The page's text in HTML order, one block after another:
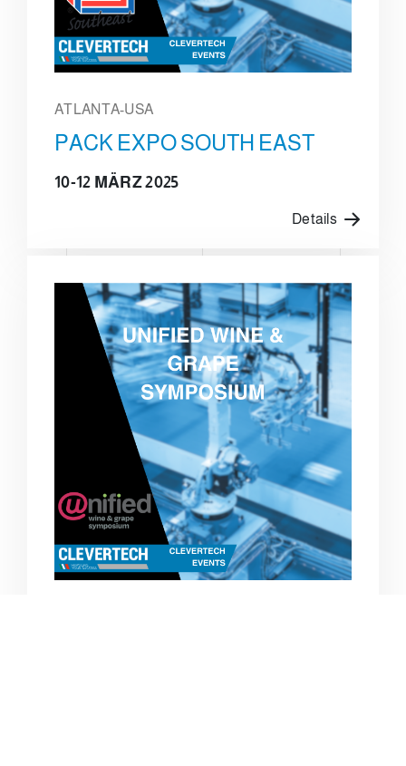
ATLANTA-USA
PACK EXPO SOUTH EAST
10-12 MÄRZ 2025
Details